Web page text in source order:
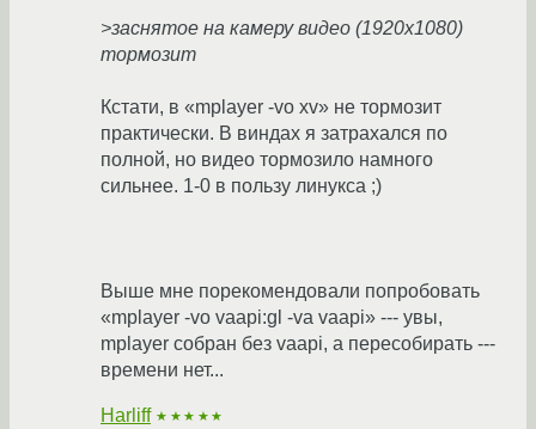
>заснятое на камеру видео (1920x1080)
тормозит
Кстати, в «mplayer -vo xv» не тормозит
практически. В виндах я затрахался по
полной, но видео тормозило намного
сильнее. 1-0 в пользу линукса ;)
Выше мне порекомендовали попробовать
«mplayer -vo vaapi:gl -va vaapi» --- увы,
mplayer собран без vaapi, а пересобирать ---
времени нет...
Harliff ★★★★★